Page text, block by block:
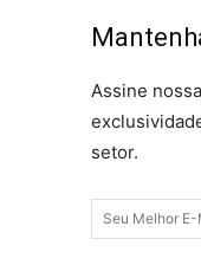
Assine
setor.